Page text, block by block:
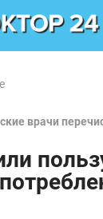
врачи